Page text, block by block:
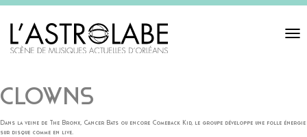
Toggle
CLOWNS
Dans la veine de The Bronx, Cancer Bats ou encore Comeback Kid, le groupe développe une folle énergie
sur disque comme en live.